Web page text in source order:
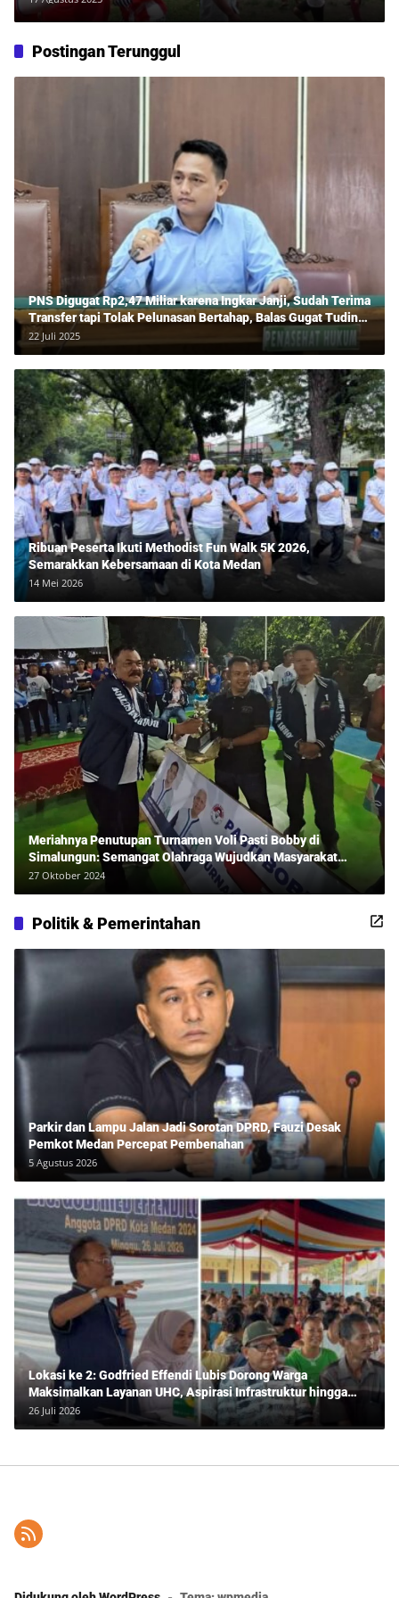
Postingan Terunggul
PNS Digugat Rp2,47 Miliar karena Ingkar Janji, Sudah Terima
Transfer tapi Tolak Pelunasan Bertahap, Balas Gugat Tuding
Lawan Tipu Rp850 Juta
22 Juli 2025
Ribuan Peserta Ikuti Methodist Fun Walk 5K 2026,
Semarakkan Kebersamaan di Kota Medan
14 Mei 2026
Meriahnya Penutupan Turnamen Voli Pasti Bobby di
Simalungun: Semangat Olahraga Wujudkan Masyarakat
Sehat Bersama Erwan Rozadi dan Ribuan Penonton!
27 Oktober 2024
Politik & Pemerintahan
Parkir dan Lampu Jalan Jadi Sorotan DPRD, Fauzi Desak
Pemkot Medan Percepat Pembenahan
5 Agustus 2026
Lokasi ke 2: Godfried Effendi Lubis Dorong Warga
Maksimalkan Layanan UHC, Aspirasi Infrastruktur hingga
Pendidikan Mengemuka dalam Reses Medan Amplas
26 Juli 2026